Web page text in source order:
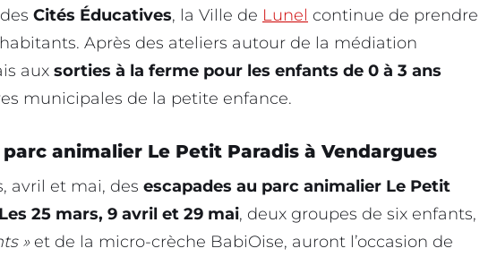
Cités Éducatives, la Ville de Lunel continue de prendre
Après des ateliers autour de la médiation
aux sorties à la ferme pour les enfants de 0 à 3 ans
municipales de la petite enfance.
animalier Le Petit Paradis à Vendargues
avril et mai, des escapades au parc animalier Le Petit
Les 25 mars, 9 avril et 29 mai, deux groupes de six enfants,
»et de la micro-crèche BabiOise, auront l’occasion de